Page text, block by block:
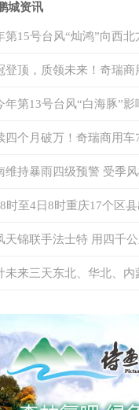
城资讯
第15号台风“灿鸿”向西北
对我国无影响
登顶，质领未来！奇瑞商
电池安全赛事双赛道一等
年第13号台风“白海豚”
域风力逐渐增强
四个月破万！奇瑞商用车
同比增长48.6%，出口同
维持暴雨四级预警 受季
将持续至7日
时至4日8时重庆17个区
特大暴雨
天锦联手法士特 用四千
为“中卡创富优解”
未来三天东北、华北、内